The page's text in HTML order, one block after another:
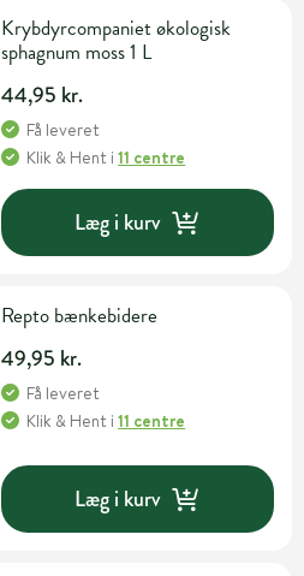
Krybdyrcompaniet økologisk
sphagnum moss 1 L
44,95 kr.
Få leveret
Klik & Hent i11 centre
Læg i kurv
Repto bænkebidere
49,95 kr.
Få leveret
Klik & Hent i11 centre
Læg i kurv